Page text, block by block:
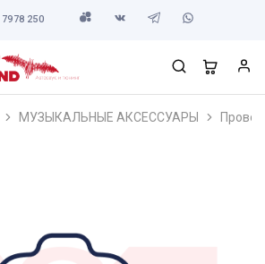
250
МУЗЫКАЛЬНЫЕ АКСЕССУАРЫ